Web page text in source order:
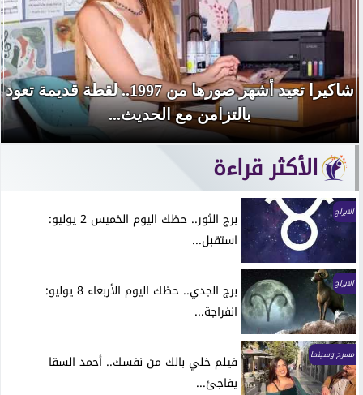
شاكيرا تعيد أشهر صورها من 1997.. لقطة قديمة تعود
بالتزامن مع الحديث...
الأكثر قراءة
الابراج
برج الثور.. حظك اليوم الخميس 2 يوليو:
استقبل...
الابراج
برج الجدي.. حظك اليوم الأربعاء 8 يوليو:
انفراجة...
مسرح وسينما
فيلم خلي بالك من نفسك.. أحمد السقا
يفاجئ...